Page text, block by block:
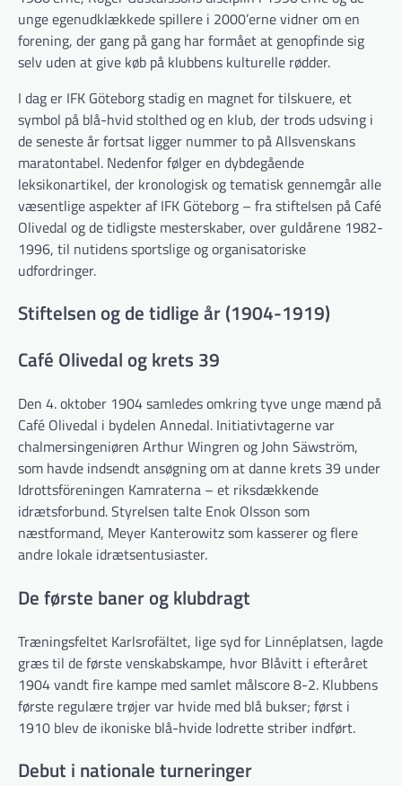
unge egenudklækkede spillere i 2000’erne vidner om en
forening, der gang på gang har formået at genopfinde sig
selv uden at give køb på klubbens kulturelle rødder.
I dag er IFK Göteborg stadig en magnet for tilskuere, et
symbol på blå-hvid stolthed og en klub, der trods udsving i
de seneste år fortsat ligger nummer to på Allsvenskans
maratontabel. Nedenfor følger en dybdegående
leksikonartikel, der kronologisk og tematisk gennemgår alle
væsentlige aspekter af IFK Göteborg – fra stiftelsen på Café
Olivedal og de tidligste mesterskaber, over guldårene 1982-
1996, til nutidens sportslige og organisatoriske
udfordringer.
Stiftelsen og de tidlige år (1904-1919)
Café Olivedal og krets 39
Den 4. oktober 1904 samledes omkring tyve unge mænd på
Café Olivedal i bydelen Annedal. Initiativtagerne var
chalmersingeniøren Arthur Wingren og John Säwström,
som havde indsendt ansøgning om at danne krets 39 under
Idrottsföreningen Kamraterna – et riksdækkende
idrætsforbund. Styrelsen talte Enok Olsson som
næstformand, Meyer Kanterowitz som kasserer og flere
andre lokale idrætsentusiaster.
De første baner og klubdragt
Træningsfeltet Karlsrofältet, lige syd for Linnéplatsen, lagde
græs til de første venskabskampe, hvor Blåvitt i efteråret
1904 vandt fire kampe med samlet målscore 8-2. Klubbens
første regulære trøjer var hvide med blå bukser; først i
1910 blev de ikoniske blå-hvide lodrette striber indført.
Debut i nationale turneringer